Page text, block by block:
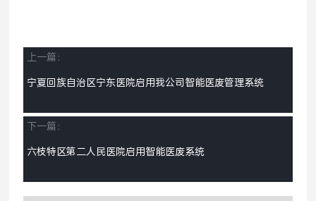
上一篇：
宁夏回族自治区宁东医院启用我公司智能医废管理系统
下一篇：
六枝特区第二人民医院启用智能医废系统